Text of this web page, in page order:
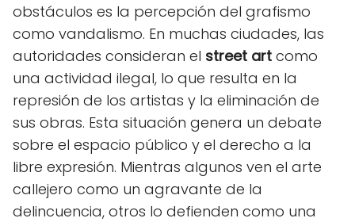
obstáculos es la percepción del grafismo
como vandalismo. En muchas ciudades, las
autoridades consideran el street art como
una actividad ilegal, lo que resulta en la
represión de los artistas y la eliminación de
sus obras. Esta situación genera un debate
sobre el espacio público y el derecho a la
libre expresión. Mientras algunos ven el arte
callejero como un agravante de la
delincuencia, otros lo defienden como una